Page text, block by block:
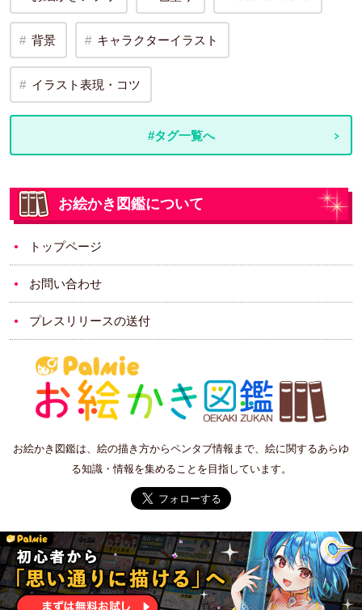
背景 キャラクターイラスト
イラスト表現・コツ
#タグ一覧へ
お絵かき図鑑について
トップページ
お問い合わせ
プレスリリースの送付
お絵かき図鑑は、絵の描き方からペンタブ情報まで、絵に関するあらゆ
る知識・情報を集めることを目指しています。